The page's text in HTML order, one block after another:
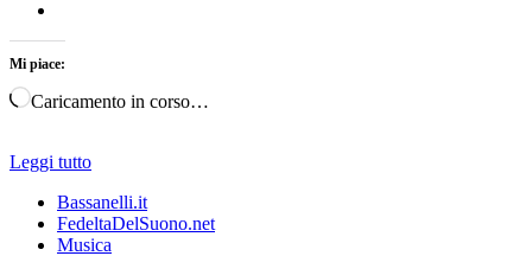
Mi piace:
Caricamento in corso…
Leggi tutto
Bassanelli.it
FedeltaDelSuono.net
Musica